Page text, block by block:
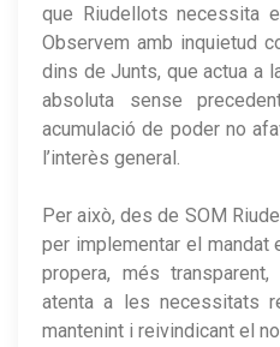
que Riudellots necessita
Observem amb inquietud
dins de Junts, que actua a
absoluta sense
acumulació de poder no
l’interès general.
Per això, des de SOM
per implementar el mandat
propera, més
atenta a les necessitats
mantenint i reivindicant el